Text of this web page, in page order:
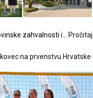
zahvalnosti i…
Pročitaj
na prvenstvu Hrvatske